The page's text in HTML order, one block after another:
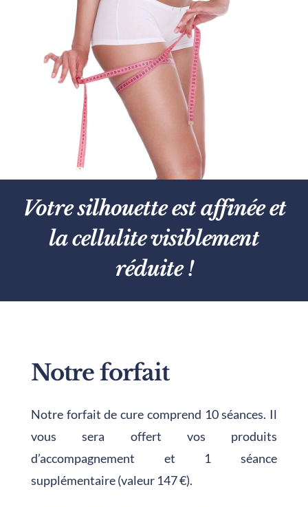
Votre silhouette est affinée et
la cellulite visiblement
réduite !
Notre forfait
Notre forfait de cure comprend 10 séances. Il
vous sera offert vos produits
d’accompagnement et 1 séance
supplémentaire (valeur 147 €).